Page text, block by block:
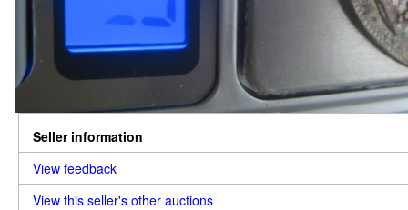
Seller information
View feedback
View this seller's other auctions